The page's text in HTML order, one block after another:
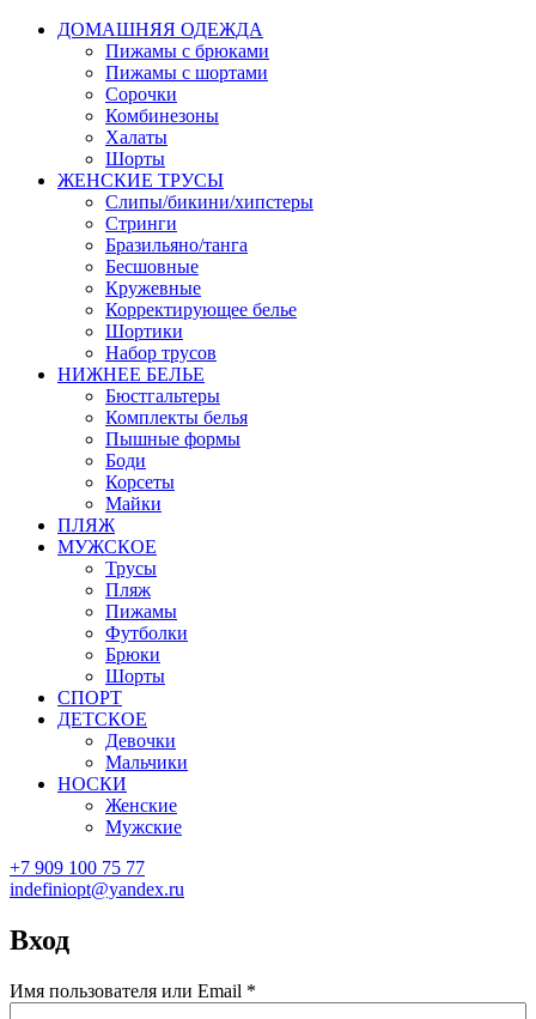
ДОМАШНЯЯ ОДЕЖДА
Пижамы с брюками
Пижамы с шортами
Сорочки
Комбинезоны
Халаты
Шорты
ЖЕНСКИЕ ТРУСЫ
Слипы/бикини/хипстеры
Стринги
Бразильяно/танга
Бесшовные
Кружевные
Корректирующее белье
Шортики
Набор трусов
НИЖНЕЕ БЕЛЬЕ
Бюстгальтеры
Комплекты белья
Пышные формы
Боди
Корсеты
Майки
ПЛЯЖ
МУЖСКОЕ
Трусы
Пляж
Пижамы
Футболки
Брюки
Шорты
СПОРТ
ДЕТСКОЕ
Девочки
Мальчики
НОСКИ
Женские
Мужские
+7 909 100 75 77
indefiniopt@yandex.ru
Вход
Имя пользователя или Email *